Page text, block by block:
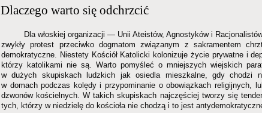
Dlaczego warto się odchrzcić
Dla włoskiej organizacji — Unii Ateistów, Agnostyków i
zwykły protest przeciwko dogmatom związanym z sakramentem
demokratyczne. Niestety Kościół Katolicki kolonizuje życie prywatne i
którzy katolikami nie są. Warto pomyśleć o mniejszych wiejskich
w dużych skupiskach ludzkich jak osiedla mieszkalne, gdy chodzi
w domach podczas kolędy i przypominanie o obowiązkach religijnych,
dzwonów kościelnych. W takich skupiskach najczęściej tworzy się
tych, którzy w niedzielę do kościoła nie chodzą i to jest